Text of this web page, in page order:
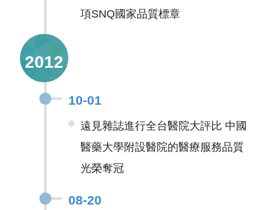
項SNQ國家品質標章
2012
10-01
遠見雜誌進行全台醫院大評比 中國
醫藥大學附設醫院的醫療服務品質
光榮奪冠
08-20